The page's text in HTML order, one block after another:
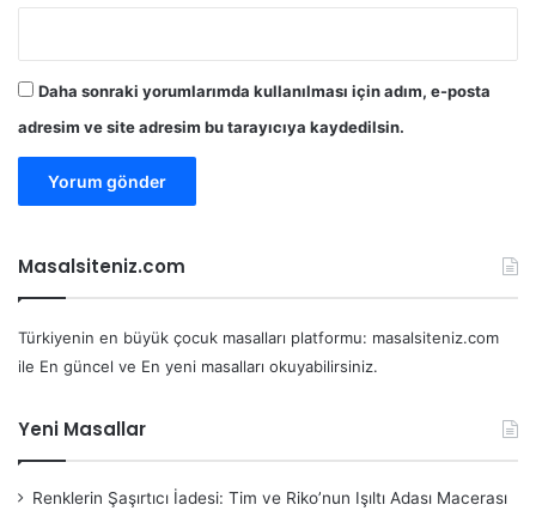
Daha sonraki yorumlarımda kullanılması için adım, e-posta
adresim ve site adresim bu tarayıcıya kaydedilsin.
Masalsiteniz.com
Türkiyenin en büyük çocuk masalları platformu: masalsiteniz.com
ile En güncel ve En yeni masalları okuyabilirsiniz.
Yeni Masallar
Renklerin Şaşırtıcı İadesi: Tim ve Riko’nun Işıltı Adası Macerası